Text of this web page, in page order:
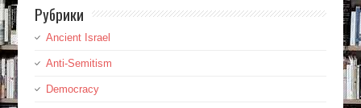
Рубрики
Ancient Israel
Anti-Semitism
Democracy